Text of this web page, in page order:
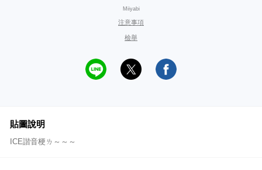
Miiyabi
注意事項
檢舉
貼圖說明
ICE諧音梗ㄌ～～～